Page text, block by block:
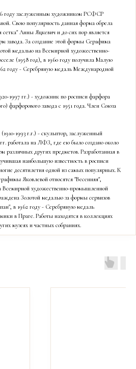
году заслуженным художником РСФСР
Свою популярность данная форма обрела
сетка" Анны Яцкевич и до сих пор является
завода. За создание этой формы Серафима
медалью на Всемирной художественно-
(1958 год), в 1960 году получила Малую
году - Серебряную медаль Международной
1997 гг.) - художник по росписи фарфора
фарфорового завода с 1951 года. Член Союза
1993 г.г.) - скульптор, заслуженный
работала на ЛФЗ, где ею было создано около
различных других предметов. Разработанная в
наибольшую известность в росписи
десятилетия одной из самых популярных. К
Яковлевой относятся "Весенняя",
Всемирной художественно-промышленной
Золотой медалью за формы сервизов
в 1962 году - Серебряную медаль
в Праге. Работы находятся в коллекциях
музеях и частных собраниях.